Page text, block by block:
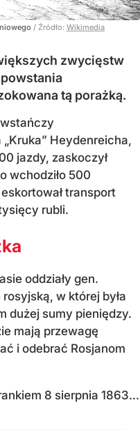
/ Źródło: Wikimedia
zwycięstw
tą porażką.
Heydenreicha,
jazdy, zaskoczył
wchodziło 500
transport
rubli.
oddziały gen.
w której była
dużej sumy pieniędzy.
mają przewagę
i odebrać Rosjanom
8 sierpnia 1863...